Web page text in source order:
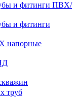
и фитинги ПВХ/
и фитинги
напорные
труб